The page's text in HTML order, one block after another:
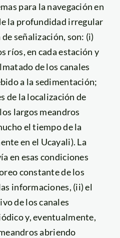
para la navegación en
la profundidad irregular
señalización, son: (i)
ríos, en cada estación y
de los canales
a la sedimentación;
de la localización de
largos meandros
el tiempo de la
en el Ucayali). La
en esas condiciones
constante de los
informaciones, (ii) el
de los canales
y, eventualmente,
abriendo